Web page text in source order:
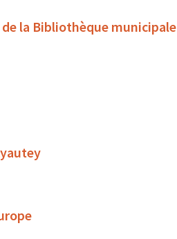
la Bibliothèque municipale